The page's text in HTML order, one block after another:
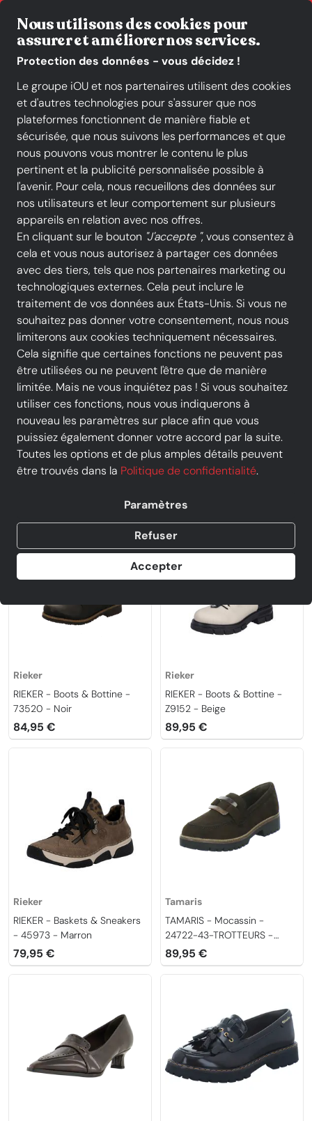
Nous utilisons des cookies pour
assurer et améliorer nos services.
Protection des données - vous décidez !
Le groupe iOU et nos partenaires utilisent des cookies
et d'autres technologies pour s'assurer que nos
plateformes fonctionnent de manière fiable et
sécurisée, que nous suivons les performances et que
nous pouvons vous montrer le contenu le plus
pertinent et la publicité personnalisée possible à
l'avenir. Pour cela, nous recueillons des données sur
nos utilisateurs et leur comportement sur plusieurs
appareils en relation avec nos offres.
En cliquant sur le bouton "J'accepte ", vous consentez à
cela et vous nous autorisez à partager ces données
avec des tiers, tels que nos partenaires marketing ou
technologiques externes. Cela peut inclure le
traitement de vos données aux États-Unis. Si vous ne
souhaitez pas donner votre consentement, nous nous
limiterons aux cookies techniquement nécessaires.
Cela signifie que certaines fonctions ne peuvent pas
être utilisées ou ne peuvent l'être que de manière
limitée. Mais ne vous inquiétez pas ! Si vous souhaitez
utiliser ces fonctions, nous vous indiquerons à
nouveau les paramètres sur place afin que vous
puissiez également donner votre accord par la suite.
Toutes les options et de plus amples détails peuvent
être trouvés dans la Politique de confidentialité.
Paramètres
Refuser
Accepter
Toutes les catégories Nouveautés Promotions
Chausty Vendenheim
Chaussures femmes
Appelez-nous
03 88 81 96 96
Écrivez-nous
Envoyer un courriel
Vers le profil
En savoir plus
Acheter à iOU SHOP Chaussures femmes
TOUS LES FILTRES
Marques Couleur Taille
Chausty Vendenheim
Commerçant(s)
Tout réinitialiser
Rieker
RIEKER - Boots & Bottine -
73520 - Noir
84,95 €
Rieker
RIEKER - Boots & Bottine -
Z9152 - Beige
89,95 €
Rieker
RIEKER - Baskets & Sneakers
- 45973 - Marron
79,95 €
Tamaris
TAMARIS - Mocassin -
24722-43-TROTTEURS -
Moka
89,95 €